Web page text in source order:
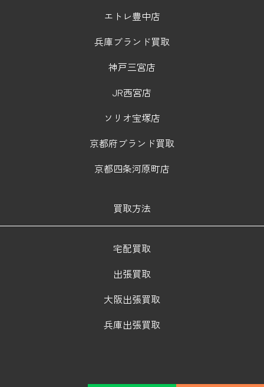
エトレ豊中店
兵庫ブランド買取
神戸三宮店
JR西宮店
ソリオ宝塚店
京都府ブランド買取
京都四条河原町店
買取方法
宅配買取
出張買取
大阪出張買取
兵庫出張買取